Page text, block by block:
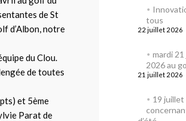
de St
d’Albon, notre
du Clou.
de toutes
et 5ème
Parat de
tous
22 juillet 2026
mardi
2026 au
21 juillet 2026
19 juillet